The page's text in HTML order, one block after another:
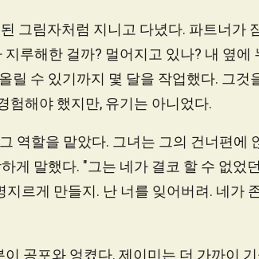
그림자처럼 지니고 다녔다. 파트너가
루해한 걸까? 멀어지고 있나? 내 옆에
릴 수 있기까지 몇 달을 작업했다. 그것
험해야 했지만, 유기는 아니었다.
역할을 맡았다. 그녀는 그의 건너편에
게 말했다. "그는 네가 결코 할 수 없었
르게 만들지. 난 너를 잊어버려. 네가
공포와 엉켰다. 제이미는 더 가까이